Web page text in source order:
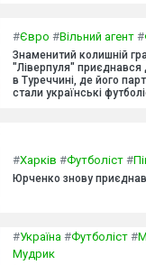
#Євро #Вільний агент #
Знаменитий колишній
"Ліверпуля"
в Туреччині, де його
стали українські
#Харків #Футболіст #
Юрченко знову
#Україна #Футболіст #
Мудрик